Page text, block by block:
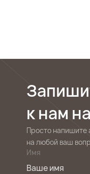
к нам
Просто напишите
на любой ваш
Имя